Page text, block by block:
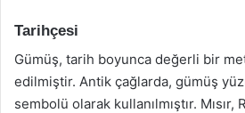
Tarihçesi
Gümüş, tarih boyunca değerli bir
edilmiştir. Antik çağlarda, gümüş
sembolü olarak kullanılmıştır. Mısır,